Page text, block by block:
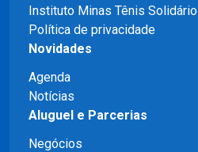
Instituto Minas Tênis Solidário
Política de privacidade
Novidades
Agenda
Notícias
Aluguel e Parcerias
Negócios